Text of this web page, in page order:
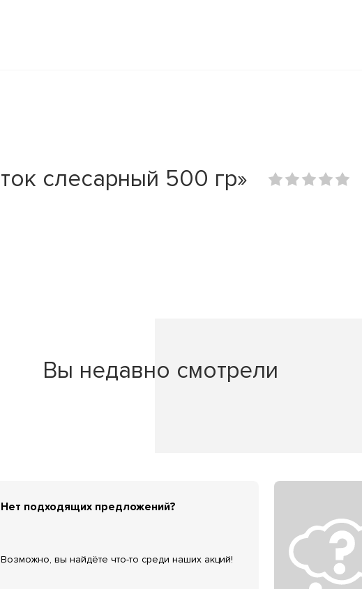
слесарный 500 гр»
Вы недавно смотрели
Нет подходящих предложений?
Возможно, вы найдёте что-то среди наших акций!